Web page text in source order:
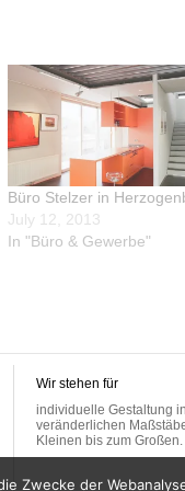
Büro Stelzer in
July 12, 2013
In "Büro & Gewerbe"
Wir stehen für
individuelle Gestaltung in
veränderlichen
Kleinen bis zum Großen.
Zwecke der